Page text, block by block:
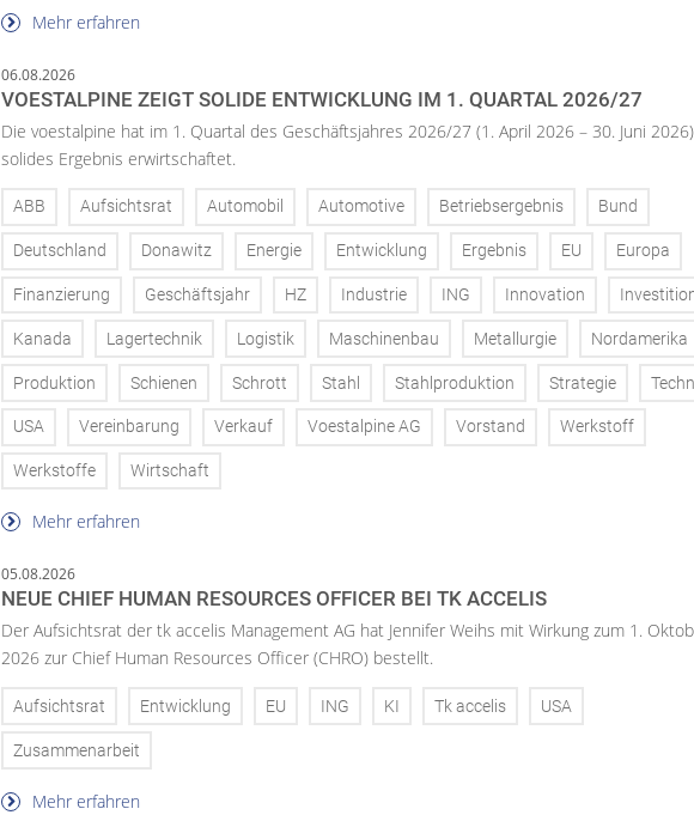
Mehr erfahren
06.08.2026
VOESTALPINE ZEIGT SOLIDE ENTWICKLUNG IM 1. QUARTAL 2026/27
Die voestalpine hat im 1. Quartal des Geschäftsjahres 2026/27 (1. April 2026 – 30. Juni
solides Ergebnis erwirtschaftet.
ABB Aufsichtsrat Automobil Automotive Betriebsergebnis Bund
Deutschland Donawitz Energie Entwicklung Ergebnis EU Europa
Finanzierung Geschäftsjahr HZ Industrie ING Innovation
Kanada Lagertechnik Logistik Maschinenbau Metallurgie Nordamerika
Produktion Schienen Schrott Stahl Stahlproduktion Strategie
USA Vereinbarung Verkauf Voestalpine AG Vorstand Werkstoff
Werkstoffe Wirtschaft
Mehr erfahren
05.08.2026
NEUE CHIEF HUMAN RESOURCES OFFICER BEI TK ACCELIS
Der Aufsichtsrat der tk accelis Management AG hat Jennifer Weihs mit Wirkung zum 1.
2026 zur Chief Human Resources Officer (CHRO) bestellt.
Aufsichtsrat Entwicklung EU ING KI Tk accelis USA
Zusammenarbeit
Mehr erfahren